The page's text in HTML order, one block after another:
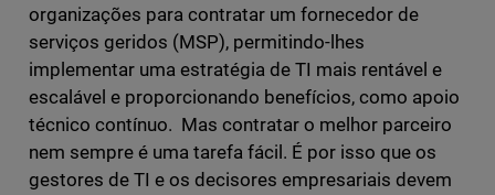
organizações para contratar um fornecedor de
serviços geridos (MSP), permitindo-lhes
implementar uma estratégia de TI mais rentável e
escalável e proporcionando benefícios, como apoio
técnico contínuo. Mas contratar o melhor parceiro
nem sempre é uma tarefa fácil. É por isso que os
gestores de TI e os decisores empresariais devem